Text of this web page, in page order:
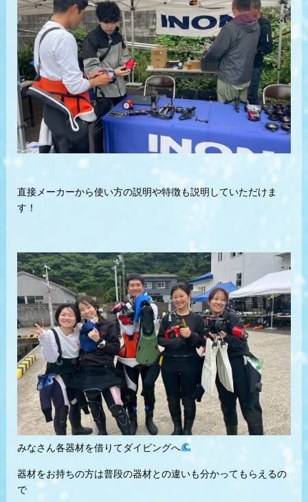
直接メーカーから使い方の説明や特徴も説明していただけま
す！
みなさん各器材を借りてダイビングへ
器材をお持ちの方は普段の器材との違いも分かってもらえるの
で